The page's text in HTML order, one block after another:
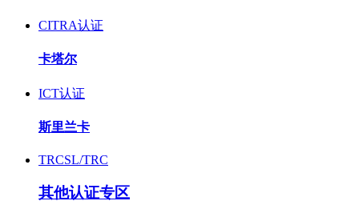
CITRA认证
卡塔尔
ICT认证
斯里兰卡
TRCSL/TRC
其他认证专区